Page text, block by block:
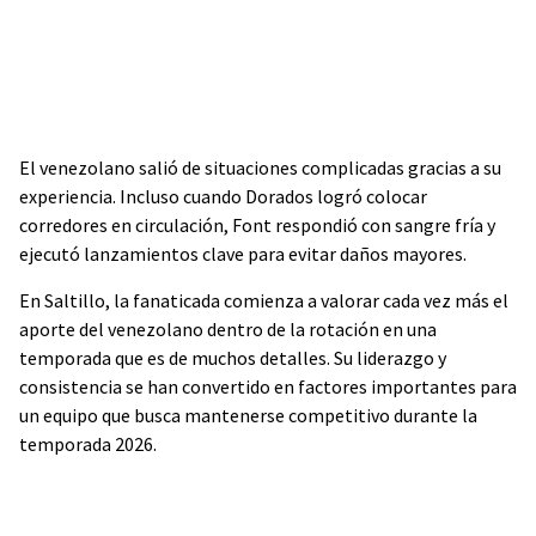
El venezolano salió de situaciones complicadas gracias a su
experiencia. Incluso cuando Dorados logró colocar
corredores en circulación, Font respondió con sangre fría y
ejecutó lanzamientos clave para evitar daños mayores.
En Saltillo, la fanaticada comienza a valorar cada vez más el
aporte del venezolano dentro de la rotación en una
temporada que es de muchos detalles. Su liderazgo y
consistencia se han convertido en factores importantes para
un equipo que busca mantenerse competitivo durante la
temporada 2026.